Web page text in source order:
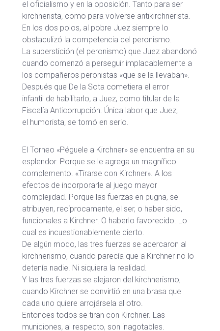
el oficialismo y en la oposición. Tanto para ser
kirchnerista, como para volverse antikirchnerista.
En los dos polos, al pobre Juez siempre lo
obstaculizó la competencia del peronismo.
La superstición (el peronismo) que Juez abandonó
cuando comenzó a perseguir implacablemente a
los compañeros peronistas «que se la llevaban».
Después que De la Sota cometiera el error
infantil de habilitarlo, a Juez, como titular de la
Fiscalía Anticorrupción. Única labor que Juez,
el humorista, se tomó en serio.
El Torneo «Péguele a Kirchner» se encuentra en su
esplendor. Porque se le agrega un magnífico
complemento. «Tirarse con Kirchner». A los
efectos de incorporarle al juego mayor
complejidad. Porque las fuerzas en pugna, se
atribuyen, recíprocamente, el ser, o haber sido,
funcionales a Kirchner. O haberlo favorecido. Lo
cual es incuestionablemente cierto.
De algún modo, las tres fuerzas se acercaron al
kirchnerismo, cuando parecía que a Kirchner no lo
detenía nadie. Ni siquiera la realidad.
Y las tres fuerzas se alejaron del kirchnerismo,
cuando Kirchner se convirtió en una brasa que
cada uno quiere arrojársela al otro.
Entonces todos se tiran con Kirchner. Las
municiones, al respecto, son inagotables.